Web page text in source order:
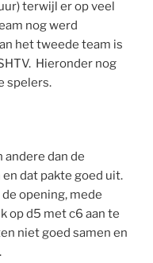
terwijl er op veel
nog werd
het tweede team is
Hieronder nog
spelers.
dan de
dat pakte goed uit.
opening, mede
op d5 met c6 aan te
niet goed samen en